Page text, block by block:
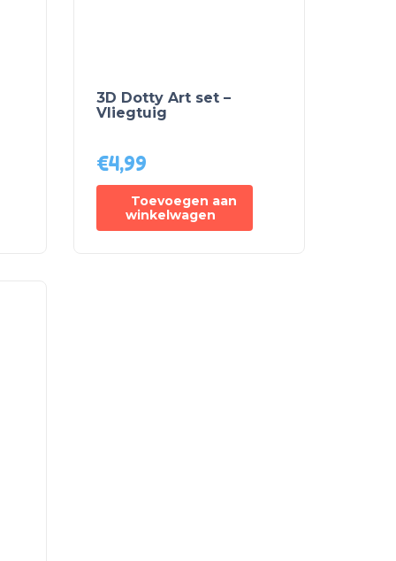
3D Dotty Art set –
Vliegtuig
€4,99
Toevoegen aan
winkelwagen